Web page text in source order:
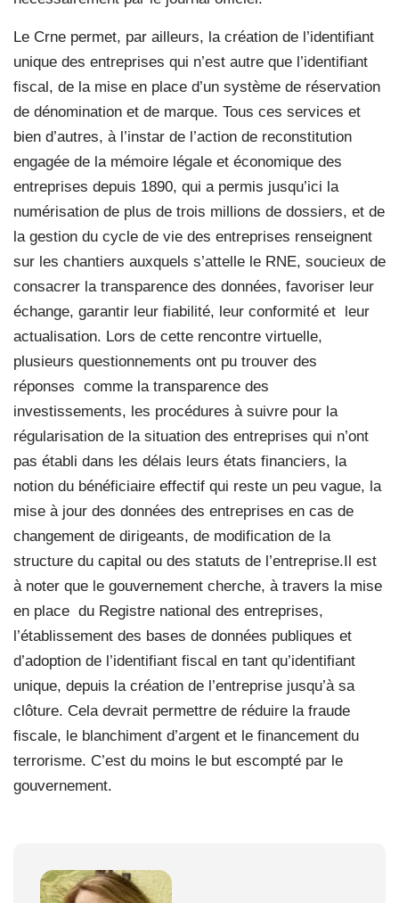
Le Crne permet, par ailleurs, la création de l’identifiant
unique des entreprises qui n’est autre que l’identifiant
fiscal, de la mise en place d’un système de réservation
de dénomination et de marque. Tous ces services et
bien d’autres, à l’instar de l’action de reconstitution
engagée de la mémoire légale et économique des
entreprises depuis 1890, qui a permis jusqu’ici la
numérisation de plus de trois millions de dossiers, et de
la gestion du cycle de vie des entreprises renseignent
sur les chantiers auxquels s’attelle le RNE, soucieux de
consacrer la transparence des données, favoriser leur
échange, garantir leur fiabilité, leur conformité et leur
actualisation. Lors de cette rencontre virtuelle,
plusieurs questionnements ont pu trouver des
réponses comme la transparence des
investissements, les procédures à suivre pour la
régularisation de la situation des entreprises qui n’ont
pas établi dans les délais leurs états financiers, la
notion du bénéficiaire effectif qui reste un peu vague, la
mise à jour des données des entreprises en cas de
changement de dirigeants, de modification de la
structure du capital ou des statuts de l’entreprise.Il est
à noter que le gouvernement cherche, à travers la mise
en place du Registre national des entreprises,
l’établissement des bases de données publiques et
d’adoption de l’identifiant fiscal en tant qu’identifiant
unique, depuis la création de l’entreprise jusqu’à sa
clôture. Cela devrait permettre de réduire la fraude
fiscale, le blanchiment d’argent et le financement du
terrorisme. C’est du moins le but escompté par le
gouvernement.